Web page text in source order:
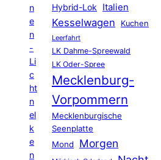
n
e
n
-
Li
c
ht
n
el
k
e
n
Hybrid-Lok Italien
Kesselwagen Kuchen
Leerfahrt
LK Dahme-Spreewald
LK Oder-Spree
Mecklenburg-
Vorpommern
Mecklenburgische
Seenplatte
Mond
Morgen